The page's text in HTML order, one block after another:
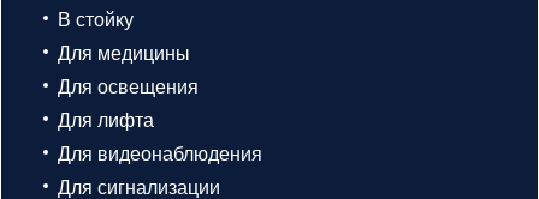
В стойку
Для медицины
Для освещения
Для лифта
Для видеонаблюдения
Для сигнализации